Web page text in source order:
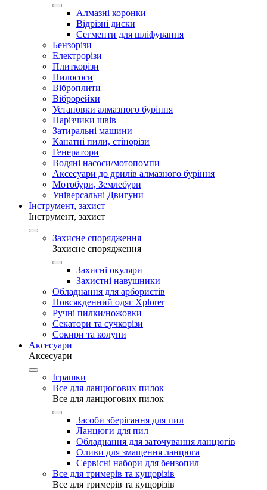
Алмазні коронки
Відрізні диски
Сегменти для шліфування
Бензорізи
Електрорізи
Плиткорізи
Пилососи
Віброплити
Віброрейки
Установки алмазного буріння
Нарізчики швів
Затиральні машини
Канатні пили, стінорізи
Генератори
Водяні насоси/мотопомпи
Аксесуари до дрилів алмазного буріння
Мотобури, Землебури
Універсальні Двигуни
Інструмент, захист
Інструмент, захист
Захисне спорядження
Захисне спорядження
Захисні окуляри
Захистні навушники
Обладнання для арбористів
Повсякденний одяг Xplorer
Ручні пилки/ножовки
Секатори та сучкорізи
Сокири та колуни
Аксесуари
Аксесуари
Іграшки
Все для ланцюгових пилок
Все для ланцюгових пилок
Засоби зберігання для пил
Ланцюги для пил
Обладнання для заточування ланцюгів
Оливи для змащення ланцюга
Сервісні набори для бензопил
Все для тримерів та кущорізів
Все для тримерів та кущорізів